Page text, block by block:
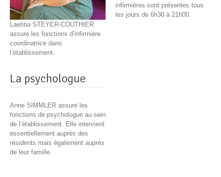
Laetitia STEYER-COUTHIER
assure les fonctions d’infirmière
coordinatrice dans
l’établissement.
infirmières sont présentes tous
les jours de 6h30 à 21h00.
La psychologue
Anne SIMMLER assure les
fonctions de psychologue au sein
de l’établissement. Elle intervient
essentiellement auprès des
résidents mais également auprès
de leur famille.